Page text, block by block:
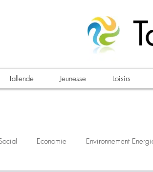
Tallende Jeunesse Loisirs
Economie Environnement